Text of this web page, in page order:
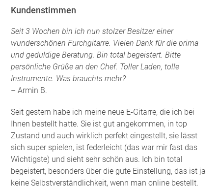
Kundenstimmen
Seit 3 Wochen bin ich nun stolzer Besitzer einer
wunderschönen Furchgitarre. Vielen Dank für die prima
und geduldige Beratung. Bin total begeistert. Bitte
persönliche Grüße an den Chef. Toller Laden, tolle
Instrumente. Was brauchts mehr?
– Armin B.
Seit gestern habe ich meine neue E-Gitarre, die ich bei
Ihnen bestellt hatte. Sie ist gut angekommen, in top
Zustand und auch wirklich perfekt eingestellt, sie lässt
sich super spielen, ist federleicht (das war mir fast das
Wichtigste) und sieht sehr schön aus. Ich bin total
begeistert, besonders über die gute Einstellung, das ist ja
keine Selbstverständlichkeit, wenn man online bestellt.